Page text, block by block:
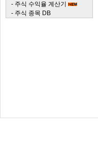
- 주식 수익율 계산기
- 주식 종목 DB